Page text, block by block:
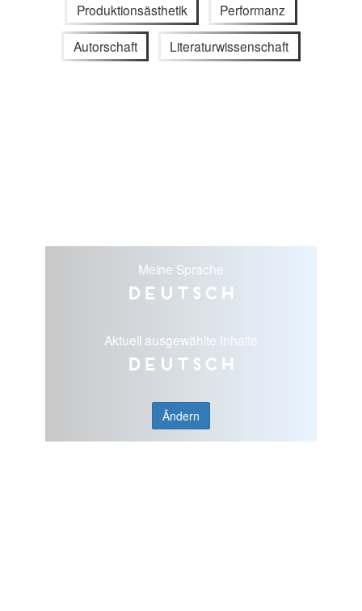
Produktionsästhetik Performanz
Autorschaft Literaturwissenschaft
Meine Sprache
Deutsch
Aktuell ausgewählte Inhalte
Deutsch
Ändern